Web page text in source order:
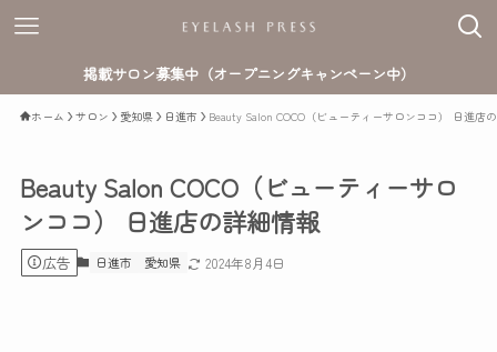
掲載サロン募集中（オープニングキャンペーン中）
ホーム サロン 愛知県 日進市 Beauty Salon COCO（ビューティーサロンココ） 日進店
Beauty Salon COCO（ビューティーサロ
ンココ） 日進店の詳細情報
広告 日進市 愛知県 2024年8月4日